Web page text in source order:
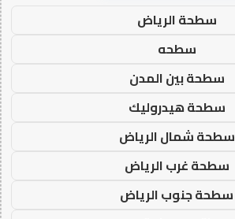
سطحة الرياض
سطحه
سطحة بين المدن
سطحة هيدروليك
سطحة شمال الرياض
سطحة غرب الرياض
سطحة جنوب الرياض